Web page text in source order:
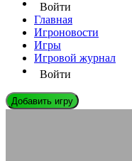
Войти
Главная
Игроновости
Игры
Игровой журнал
Войти
Добавить игру